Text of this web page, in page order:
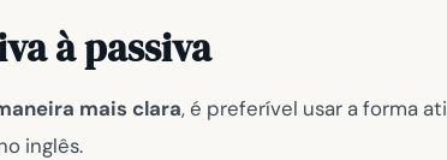
à passiva
mais clara, é preferível usar a forma
inglês.